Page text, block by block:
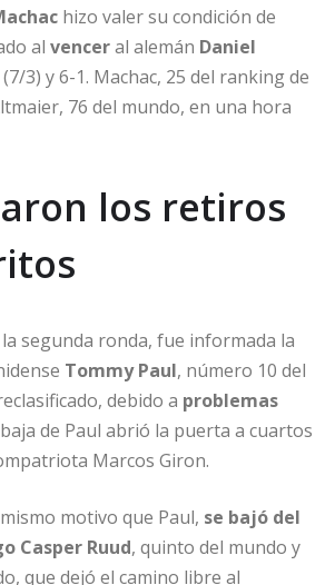
hizo valer su condición de
al venceral alemán Daniel
3) y 6-1. Machac, 25 del ranking de
76 del mundo, en una hora
los retiros
segunda ronda, fue informada la
Tommy Paul, número 10 del
debido a problemas
de Paul abrió la puerta a cuartos
Marcos Giron.
motivo que Paul, se bajó del
Casper Ruud, quinto del mundo y
que dejó el camino libre al